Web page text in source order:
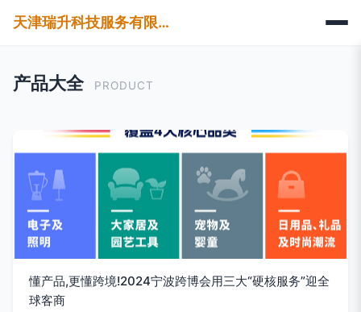
天津瑞升科技服务有限公司
产品大全 PRODUCT
懂产品,更懂跨境!2024宁波跨博会用三大“硬核服务”迎全
球客商